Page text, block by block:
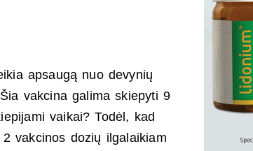
apsaugą nuo devynių
vakcina galima skiepyti 9
vaikai? Todėl, kad
vakcinos dozių ilgalaikiam